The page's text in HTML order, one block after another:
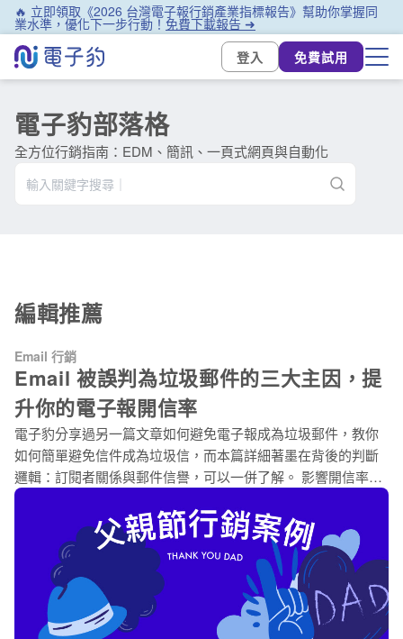
🔥 立即領取《2026 台灣電子報行銷產業指標報告》幫助你掌握同
業水準，優化下一步行動！免費下載報告 ➜
登入
免費試用
電子豹部落格
全方位行銷指南：EDM、簡訊、一頁式網頁與自動化
編輯推薦
Email 行銷
Email 被誤判為垃圾郵件的三大主因，提
升你的電子報開信率
電子豹分享過另一篇文章如何避免電子報成為垃圾郵件，教你
如何簡單避免信件成為垃圾信，而本篇詳細著墨在背後的判斷
邏輯：訂閱者關係與郵件信譽，可以一併了解。 影響開信率的
因素，除了你的標題下的好不好，訂閱者跟你熟不熟以外，還
有一項大家常常討論的：是否被過濾器分入垃圾郵件匣，也就
是寄入收件匣的比率 (後面都稱 inbox rate)。 定義上，除了垃圾
郵件匣以外的都是收件匣。Gmail、Yahoo 和 Outlook 除了垃圾
郵件匣，還有另外以收件匣不同頁籤對郵件進行分類。延伸閱
讀：信件總是進到 Gmail 促銷內容？7 招增加進入主要收件匣
的機會 此外，Google 和 Yahoo 制定了電子郵件的寄送規則，